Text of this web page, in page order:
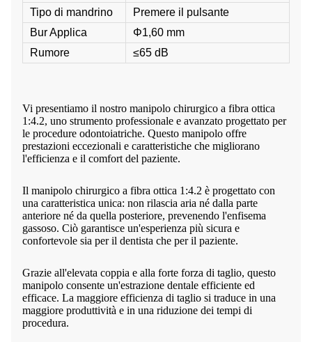
Tipo di mandrino
Premere il pulsante
Bur Applica
Φ1,60 mm
Rumore
≤65 dB
Vi presentiamo il nostro manipolo chirurgico a fibra ottica
1:4.2, uno strumento professionale e avanzato progettato per
le procedure odontoiatriche. Questo manipolo offre
prestazioni eccezionali e caratteristiche che migliorano
l'efficienza e il comfort del paziente.
Il manipolo chirurgico a fibra ottica 1:4.2 è progettato con
una caratteristica unica: non rilascia aria né dalla parte
anteriore né da quella posteriore, prevenendo l'enfisema
gassoso. Ciò garantisce un'esperienza più sicura e
confortevole sia per il dentista che per il paziente.
Grazie all'elevata coppia e alla forte forza di taglio, questo
manipolo consente un'estrazione dentale efficiente ed
efficace. La maggiore efficienza di taglio si traduce in una
maggiore produttività e in una riduzione dei tempi di
procedura.